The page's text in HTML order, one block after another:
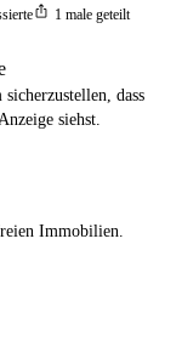
ios_share 1 male geteilt
dass
siehst.
Immobilien.